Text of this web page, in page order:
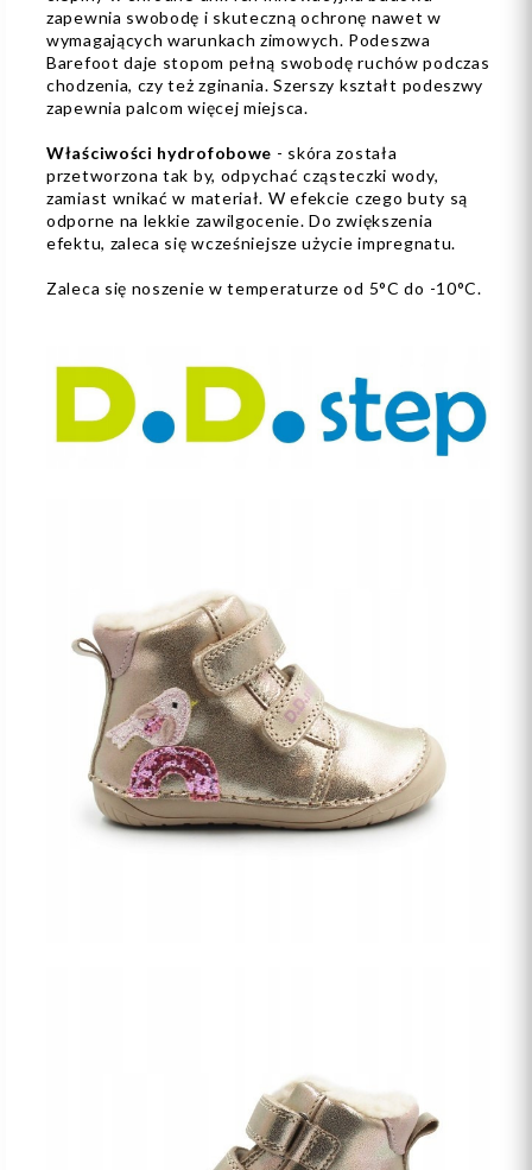
zapewnia swobodę i skuteczną ochronę nawet w
wymagających warunkach zimowych. Podeszwa
Barefoot daje stopom pełną swobodę ruchów podczas
chodzenia, czy też zginania. Szerszy kształt podeszwy
zapewnia palcom więcej miejsca.
Właściwości hydrofobowe - skóra została
przetworzona tak by, odpychać cząsteczki wody,
zamiast wnikać w materiał. W efekcie czego buty są
odporne na lekkie zawilgocenie. Do zwiększenia
efektu, zaleca się wcześniejsze użycie impregnatu.
Zaleca się noszenie w temperaturze od 5°C do -10°C.